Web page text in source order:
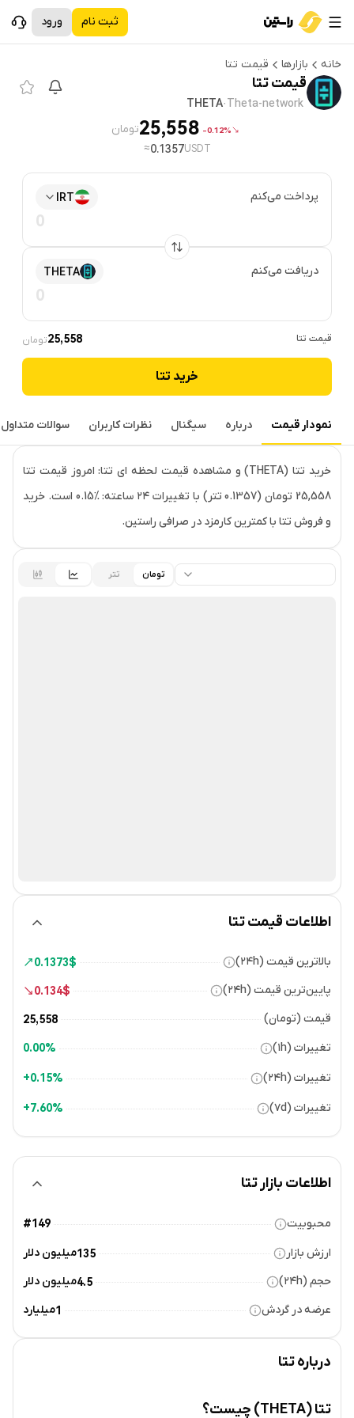
ثبت نام ورود
خانه بازارها قیمت تتا
قیمتتتا
Theta-network
·
THETA
0.12%-
25,558تومان
USDT
0.1357
≈
پرداخت می‌کنم IRT
دریافت می‌کنم THETA
قیمت تتا 25,558تومان
خرید تتا
نمودار قیمت درباره سیگنال نظرات کاربران سوالات متداول
قیمت لحظه‌ایتتا
خرید تتا (THETA) و مشاهده قیمت لحظه ای تتا: امروز قیمت تتا
25,558 تومان (0.1357 تتر) با تغییرات ۲۴ ساعته: ‎0.15% است. خرید
و فروش تتا با کمترین کارمزد در صرافی راستین.
تومان تتر
اطلاعات قیمت تتا
بالاترین قیمت (۲۴h) $
0.1373
پایین‌ترین قیمت (۲۴h) $
0.134
قیمت (تومان) 25,558
تغییرات (۱h) 0.00%
تغییرات (۲۴h) 0.15%+
تغییرات (۷d) 7.60%+
اطلاعات بازار تتا
محبوبیت #149
ارزش بازار 135میلیون دلار
حجم (۲۴h)
4.5میلیون دلار
عرضه در گردش
1میلیارد
دربارهتتا
تتا (THETA) چیست؟